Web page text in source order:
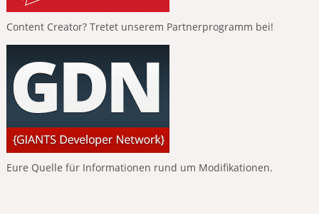
Content Creator? Tretet unserem Partnerprogramm bei!
Eure Quelle für Informationen rund um Modifikationen.